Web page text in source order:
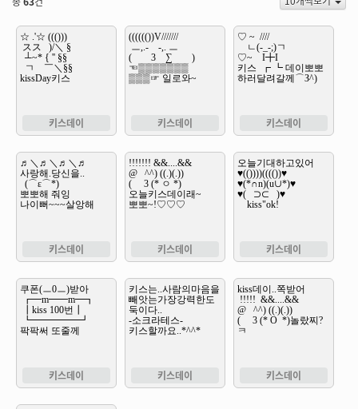
키스데이 키스데이 키스데이
키스데이 키스데이 키스데이
키스데이 키스데이 키스데이